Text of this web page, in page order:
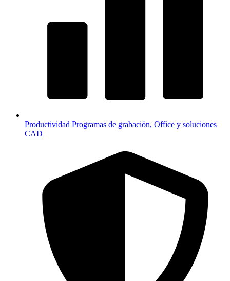
Productividad Programas de grabación, Office y soluciones
CAD